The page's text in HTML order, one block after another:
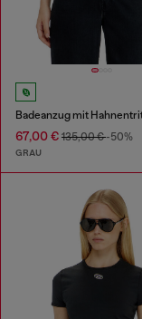
67,00 € 135,00 €-50%
GRAU